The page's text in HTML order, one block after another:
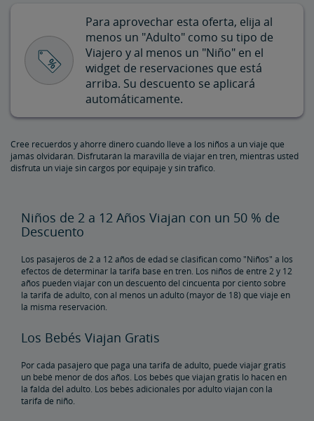
Descuento para Veteranos
Descuento para Clientes con Discapacidades
Descuento para Viajes en Grupo
Descuento por la Membresía de la Asociación de Pasajeros
Ferroviarios
Programa Corporativo
Pase Multi-Viajes
Amtrak RideReserve
Restricciones de Boletos Multi-viajes
California Rail Pass
Amtrak BidUp
Para aprovechar esta oferta, elija al
menos un "Adulto" como su tipo de
Viajero y al menos un "Niño" en el
widget de reservaciones que está
arriba. Su descuento se aplicará
automáticamente.
Cree recuerdos y ahorre dinero cuando lleve a los niños a un viaje que
jamás olvidarán. Disfrutarán la maravilla de viajar en tren, mientras usted
disfruta un viaje sin cargos por equipaje y sin tráfico.
Niños de 2 a 12 Años Viajan con un 50 % de
Descuento
Los pasajeros de 2 a 12 años de edad se clasifican como "Niños" a los
efectos de determinar la tarifa base en tren. Los niños de entre 2 y 12
años pueden viajar con un descuento del cincuenta por ciento sobre
la tarifa de adulto, con al menos un adulto (mayor de 18) que viaje en
la misma reservación.
Los Bebés Viajan Gratis
Por cada pasajero que paga una tarifa de adulto, puede viajar gratis
un bebé menor de dos años. Los bebés que viajan gratis lo hacen en
la falda del adulto. Los bebés adicionales por adulto viajan con la
tarifa de niño.